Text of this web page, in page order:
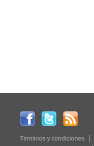
Términos y condiciones